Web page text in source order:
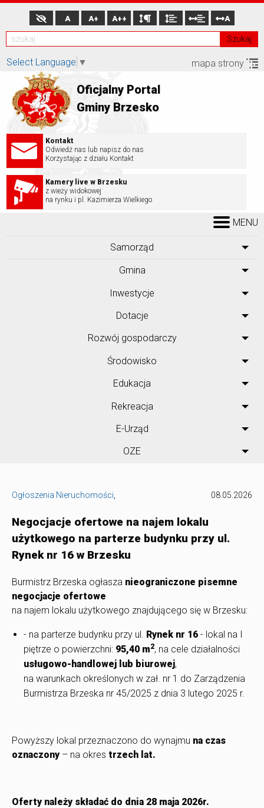
Szukaj
A A+ A++ A
Select Language ▼ mapa strony
Oficjalny Portal
Gminy Brzesko
Kontakt
Odwiedź nas lub napisz do nas
Korzystając z działu Kontakt
Kamery live w Brzesku
z wieży widokowej
na rynku i pl. Kazimierza Wielkiego
MENU
Samorząd
Gmina
Inwestycje
Dotacje
Rozwój gospodarczy
Środowisko
Edukacja
Rekreacja
E-Urząd
OZE
Ogłoszenia Nieruchomości 08.05.2026
Negocjacje ofertowe na najem lokalu
użytkowego na parterze budynku przy ul.
Rynek nr 16 w Brzesku
Burmistrz Brzeska ogłasza nieograniczone pisemne
negocjacje ofertowe
na najem lokalu użytkowego znajdującego się w Brzesku:
- na parterze budynku przy ul. Rynek nr 16 - lokal na I
piętrze o powierzchni: 95,40 m2, na cele działalności
usługowo-handlowej lub biurowej,
na warunkach określonych w zał. nr 1 do Zarządzenia
Burmistrza Brzeska nr 45/2025 z dnia 3 lutego 2025 r.
Powyższy lokal przeznaczono do wynajmu na czas
oznaczony– na okres trzech lat.
Oferty należy składać do dnia 28 maja 2026r.